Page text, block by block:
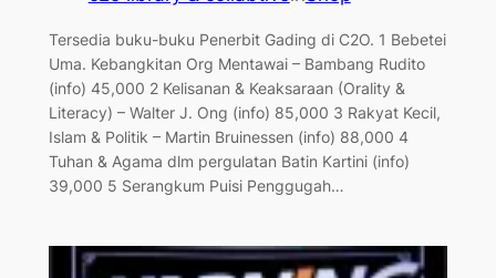
Tersedia buku-buku Penerbit Gading di C2O. 1 Bebetei
Uma. Kebangkitan Org Mentawai – Bambang Rudito
(info) 45,000 2 Kelisanan & Keaksaraan (Orality &
Literacy) – Walter J. Ong (info) 85,000 3 Rakyat Kecil,
Islam & Politik – Martin Bruinessen (info) 88,000 4
Tuhan & Agama dlm pergulatan Batin Kartini (info)
39,000 5 Serangkum Puisi Penggugah…